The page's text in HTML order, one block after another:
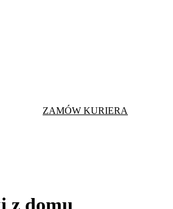
ZAMÓW KURIERA